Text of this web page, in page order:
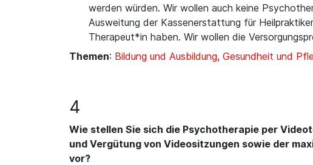
werden würden. Wir wollen auch keine
Ausweitung der Kassenerstattung für
Therapeut*in haben. Wir wollen die
Themen: Bildung und Ausbildung, Gesundheit und
4
Wie stellen Sie sich die Psychotherapie per
und Vergütung von Videositzungen sowie der
vor?